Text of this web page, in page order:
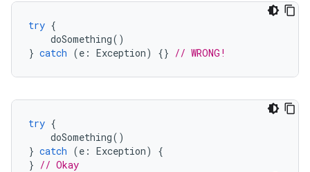
try {
doSomething()
} catch (e : Exception) {} // WRONG!
try {
doSomething()
} catch (e : Exception)
{
} // Okay